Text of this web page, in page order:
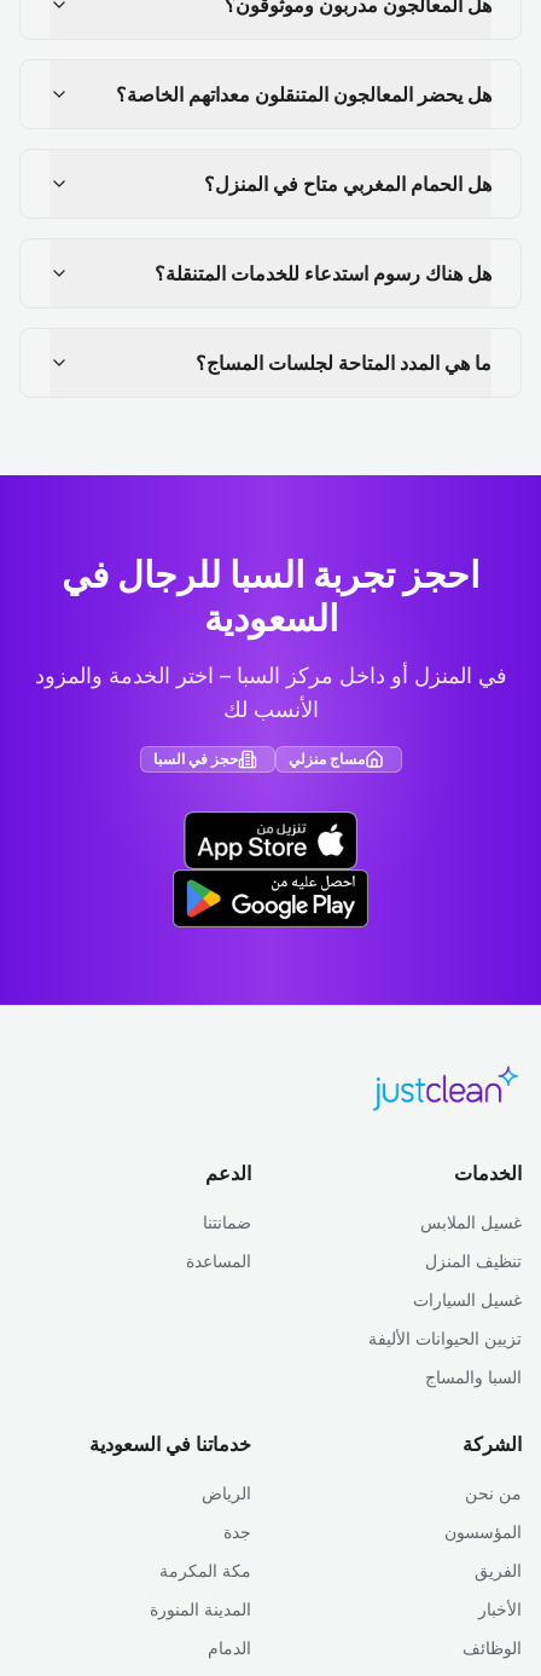
هل يحضر المعالجون المتنقلون معداتهم الخاصة؟
هل الحمام المغربي متاح في المنزل؟
هل هناك رسوم استدعاء للخدمات المتنقلة؟
ما هي المدد المتاحة لجلسات المساج؟
احجز تجربة السبا للرجال في
السعودية
في المنزل أو داخل مركز السبا – اختر الخدمة والمزود
الأنسب لك
مساج منزلي حجز في السبا
الخدمات
غسيل الملابس
تنظيف المنزل
غسيل السيارات
تزيين الحيوانات الأليفة
السبا والمساج
الدعم
ضمانتنا
المساعدة
الشركة
من نحن
المؤسسون
الفريق
الأخبار
الوظائف
خدماتنا في السعودية
الرياض
جدة
مكة المكرمة
المدينة المنورة
الدمام